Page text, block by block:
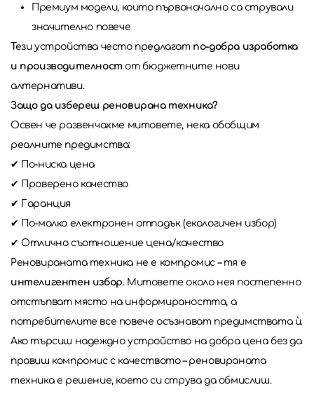
Премиум модели, които първоначално са стрували
значително повече
Тези устройства често предлагат по-добра изработка
и производителност от бюджетните нови
алтернативи.
Защо да избереш реновирана техника?
Освен че развенчахме митовете, нека обобщим
реалните предимства:
✔ По-ниска цена
✔ Проверено качество
✔ Гаранция
✔ По-малко електронен отпадък (екологичен избор)
✔ Отлично съотношение цена/качество
Реновираната техника не е компромис – тя е
интелигентен избор. Митовете около нея постепенно
отстъпват място на информираността, а
потребителите все повече осъзнават предимствата ѝ.
Ако търсиш надеждно устройство на добра цена без да
правиш компромис с качеството – реновираната
техника е решение, което си струва да обмислиш.